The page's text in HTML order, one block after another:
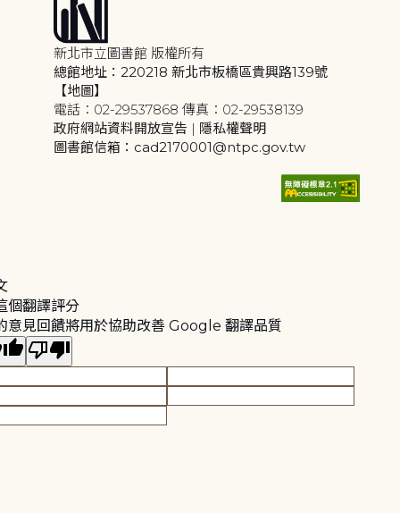
新北市立圖書館 版權所有
總館地址：220218 新北市板橋區貴興路139號
【地圖】
電話：02-29537868 傳真：02-29538139
政府網站資料開放宣告 | 隱私權聲明
圖書館信箱：cad2170001@ntpc.gov.tw
個翻譯評分
意見回饋將用於協助改善 Google 翻譯品質